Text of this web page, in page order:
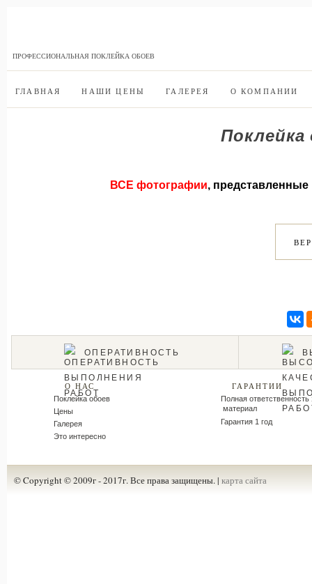
ПРОФЕССИОНАЛЬНАЯ ПОКЛЕЙКА ОБОЕВ
ГЛАВНАЯ НАШИ ЦЕНЫ ГАЛЕРЕЯ О КОМПАНИИ
Поклейка
ВСЕ фотографии,
ОПЕРАТИВНОСТЬ
О НАС
Поклейка обоев
Цены
Галерея
Это интересно
ГАРАНТИИ
Полная ответственность
материал
Гарантия 1 год
© Copyright © 2009г - 2017г. Все права защищены. | карта сайта